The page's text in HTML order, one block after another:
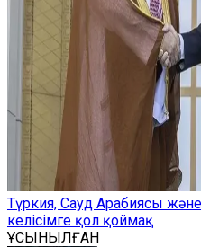
Түркия, Сауд Арабиясы
келісімге қол қоймақ
ҰСЫНЫЛҒАН